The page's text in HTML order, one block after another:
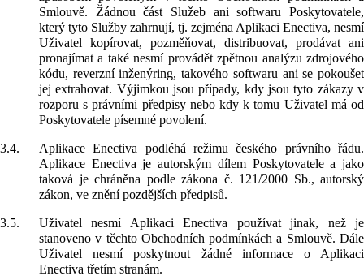
Smlouvě. Žádnou část Služeb ani softwaru Poskytovatele,
který tyto Služby zahrnují, tj. zejména Aplikaci Enectiva, nesmí
Uživatel kopírovat, pozměňovat, distribuovat, prodávat ani
pronajímat a také nesmí provádět zpětnou analýzu zdrojového
kódu, reverzní inženýring, takového softwaru ani se pokoušet
jej extrahovat. Výjimkou jsou případy, kdy jsou tyto zákazy v
rozporu s právními předpisy nebo kdy k tomu Uživatel má od
Poskytovatele písemné povolení.
3.4.
Aplikace Enectiva podléhá režimu českého právního řádu.
Aplikace Enectiva je autorským dílem Poskytovatele a jako
taková je chráněna podle zákona č. 121/2000 Sb., autorský
zákon, ve znění pozdějších předpisů.
3.5.
Uživatel nesmí Aplikaci Enectiva používat jinak, než je
stanoveno v těchto Obchodních podmínkách a Smlouvě. Dále
Uživatel nesmí poskytnout žádné informace o Aplikaci
Enectiva třetím stranám.